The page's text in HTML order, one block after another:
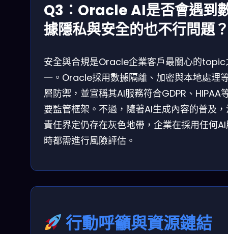
Q3：Oracle AI是否會遇到
據隱私與安全的也不行問題
安全與合規是Oracle企業客戶最關心的topic
一。Oracle採用數據隔離、加密與本地處理
層防禦，並宣稱其AI服務符合GDPR、HIPAA
要監管框架。不過，隨著AI生成內容的普及
責任界定仍存在灰色地帶，企業在採用任何
時都需進行風險評估。
行動呼籲與資源鏈結